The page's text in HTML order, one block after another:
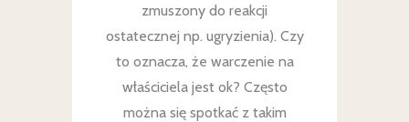
zmuszony do reakcji
ostatecznej np. ugryzienia). Czy
to oznacza, że warczenie na
właściciela jest ok? Często
można się spotkać z takim